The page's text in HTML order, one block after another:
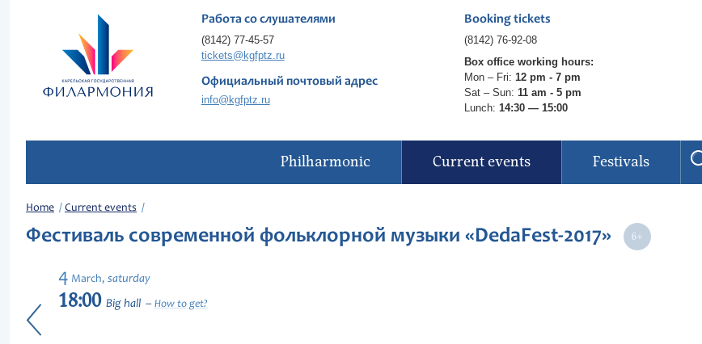
Работа со слушателями
(8142) 77-45-57
tickets@kgfptz.ru
Официальный почтовый адрес
info@kgfptz.ru
Booking tickets
(8142) 76-92-08
Box office working hours:
Mon – Fri: 12 pm - 7 pm
Sat – Sun: 11 am - 5 pm
Lunch: 14:30 — 15:00
Philharmonic Current events Festivals
Home Current events
Фестиваль современной фольклорной музыки «DedaFest-2017»
4 March, saturday
18:00 Big hall How to get?